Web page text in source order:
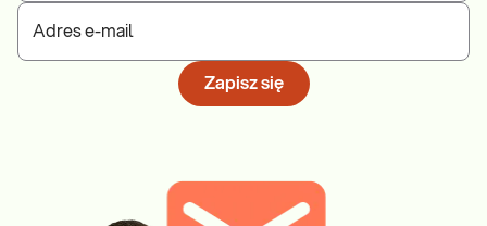
Adres e-mail
Zapisz się